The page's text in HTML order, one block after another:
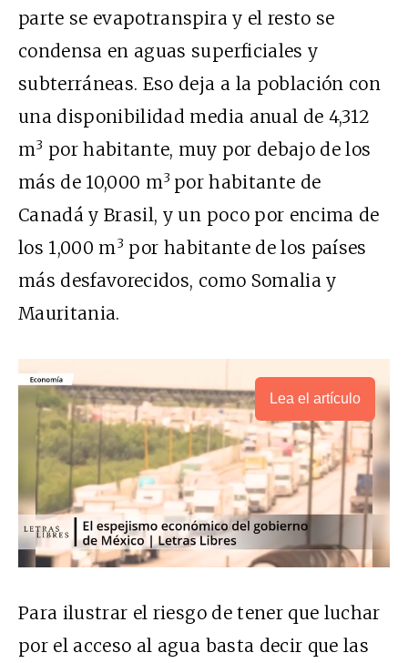
parte se evapotranspira y el resto se
condensa en aguas superficiales y
subterráneas. Eso deja a la población con
una disponibilidad media anual de 4,312
m3 por habitante, muy por debajo de los
más de 10,000 m3 por habitante de
Canadá y Brasil, y un poco por encima de
los 1,000 m 3 por habitante de los países
más desfavorecidos, como Somalia y
Mauritania.
Lea el artículo
Para ilustrar el riesgo de tener que luchar
por el acceso al agua basta decir que las